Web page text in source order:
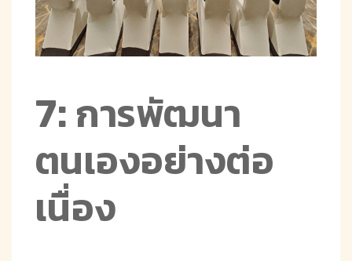
7: การพัฒนา
ตนเองอย่างต่อ
เนื่อง